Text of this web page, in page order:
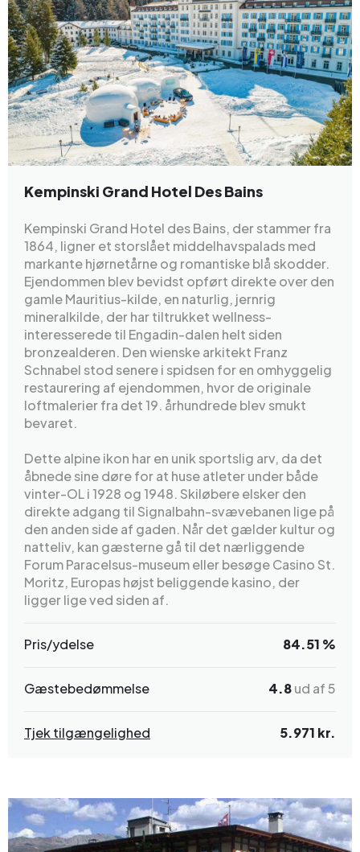
Kempinski Grand Hotel Des Bains
Kempinski Grand Hotel des Bains, der stammer fra
1864, ligner et storslået middelhavspalads med
markante hjørnetårne og romantiske blå skodder.
Ejendommen blev bevidst opført direkte over den
gamle Mauritius-kilde, en naturlig, jernrig
mineralkilde, der har tiltrukket wellness-
interesserede til Engadin-dalen helt siden
bronzealderen. Den wienske arkitekt Franz
Schnabel stod senere i spidsen for en omhyggelig
restaurering af ejendommen, hvor de originale
loftmalerier fra det 19. århundrede blev smukt
bevaret.
Dette alpine ikon har en unik sportslig arv, da det
åbnede sine døre for at huse atleter under både
vinter-OL i 1928 og 1948. Skiløbere elsker den
direkte adgang til Signalbahn-svævebanen lige på
den anden side af gaden. Når det gælder kultur og
natteliv, kan gæsterne gå til det nærliggende
Forum Paracelsus-museum eller besøge Casino St.
Moritz, Europas højst beliggende kasino, der
ligger lige ved siden af.
Pris/ydelse 84.51 %
Gæstebedømmelse 4.8ud af 5
Tjek tilgængelighed 5.971 kr.